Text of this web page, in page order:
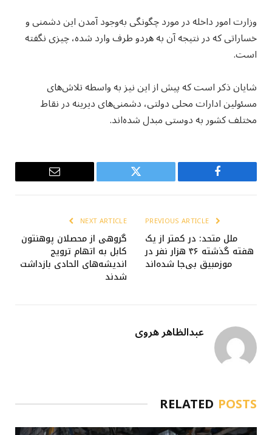
وزارت امور داخله در مورد چگونگی به‌وجود آمدن این دشمنی و
خساراتی که در نتیجه آن به هردو طرف وارد شده، چیزی نگفته
است.
شایان ذکر است که پیش از این نیز به واسطه تلاش‌های
مسئولین ادارات محلی دولتی، دشمنی‌های دیرینه در نقاط
مختلف کشور به دوستی مبدل شده‌اند.
Facebook
Twitter
Email
ملل متحد: در کمتر از یک
هفته گذشته ۴۶ هزار نفر در
موزمبیق بی‌جا شده‌اند
NEXT ARTICLE
گروهی از محصلان پوهنتون
کابل به اتهام ترویج
اندیشه‌های الحادی بازداشت
شدند
عبدالظاهر هروی
RELATED POSTS